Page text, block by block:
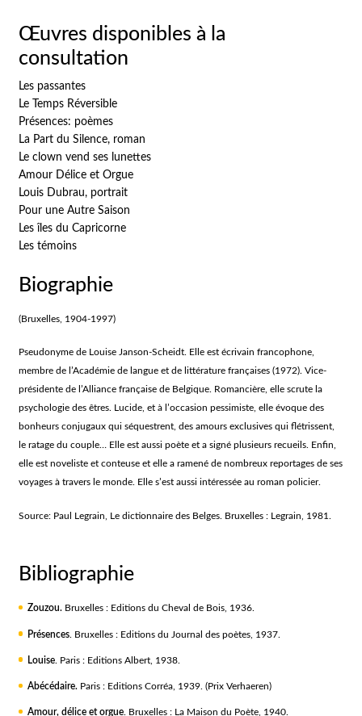
Œuvres disponibles à la
consultation
Les passantes
Le Temps Réversible
Présences: poèmes
La Part du Silence, roman
Le clown vend ses lunettes
Amour Délice et Orgue
Louis Dubrau, portrait
Pour une Autre Saison
Les îles du Capricorne
Les témoins
Biographie
(Bruxelles, 1904-1997)
Pseudonyme de Louise Janson-Scheidt. Elle est écrivain francophone,
membre de l’Académie de langue et de littérature françaises (1972). Vice-
présidente de l’Alliance française de Belgique. Romancière, elle scrute la
psychologie des êtres. Lucide, et à l’occasion pessimiste, elle évoque des
bonheurs conjugaux qui séquestrent, des amours exclusives qui flétrissent,
le ratage du couple… Elle est aussi poète et a signé plusieurs recueils. Enfin,
elle est noveliste et conteuse et elle a ramené de nombreux reportages de ses
voyages à travers le monde. Elle s’est aussi intéressée au roman policier.
Source: Paul Legrain, Le dictionnaire des Belges. Bruxelles : Legrain, 1981.
Bibliographie
Zouzou. Bruxelles : Editions du Cheval de Bois, 1936.
Présences. Bruxelles : Editions du Journal des poètes, 1937.
Louise. Paris : Editions Albert, 1938.
Abécédaire. Paris : Editions Corréa, 1939. (Prix Verhaeren)
Amour, délice et orgue. Bruxelles : La Maison du Poète, 1940.